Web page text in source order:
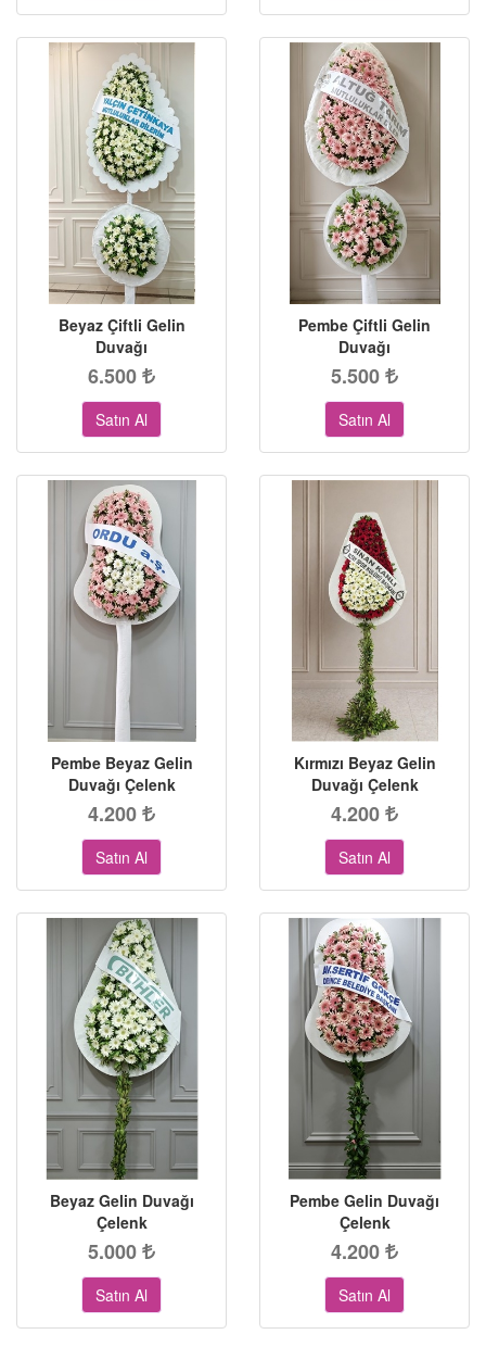
Beyaz Çiftli Gelin
Duvağı
6.500
Satın Al
Pembe Çiftli Gelin
Duvağı
5.500
Satın Al
Pembe Beyaz Gelin
Duvağı Çelenk
4.200
Satın Al
Kırmızı Beyaz Gelin
Duvağı Çelenk
4.200
Satın Al
Beyaz Gelin Duvağı
Çelenk
5.000
Satın Al
Pembe Gelin Duvağı
Çelenk
4.200
Satın Al